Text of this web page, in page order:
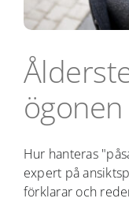
ögonen
Hur hanteras
expert på
förklarar och